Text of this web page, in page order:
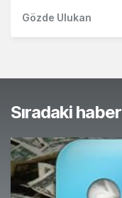
Gözde Ulukan
Sıradaki haber